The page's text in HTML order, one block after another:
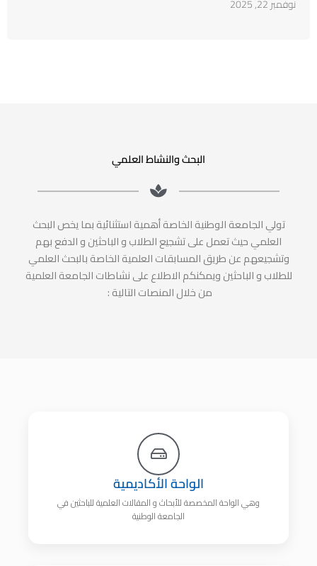
نوفمبر 22, 2025
البحث والنشاط العلمي
تولي الجامعة الوطنية الخاصة أهمية استثنائية بما يخص البحث
العلمي حيث تعمل على تشجيع الطلاب و الباحثين و الدفع بهم
وتشجيعهم عن طريق المسابقات العلمية الخاصة بالبحث العلمي
للطلاب و الباحثين ويمكنكم الاطلاع على نشاطات الجامعة العلمية
من خلال المنصات التالية :
الواحة الأكاديمية
وهي الواحة المخصصة للأبحاث و المقالات العلمية للباحثين في
الجامعة الوطنية